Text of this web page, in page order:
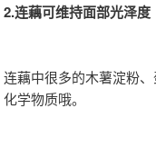
2.连藕可维持面部光泽度
连藕中很多的木薯淀粉
化学物质哦。